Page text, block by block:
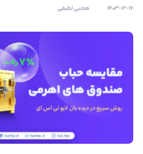
1403-12-16 مجتبی لطیفی